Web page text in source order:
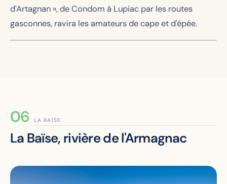
d'Artagnan », de Condom à Lupiac par les routes
gasconnes, ravira les amateurs de cape et d'épée.
LA BAÏSE
La Baïse, rivière de l'Armagnac